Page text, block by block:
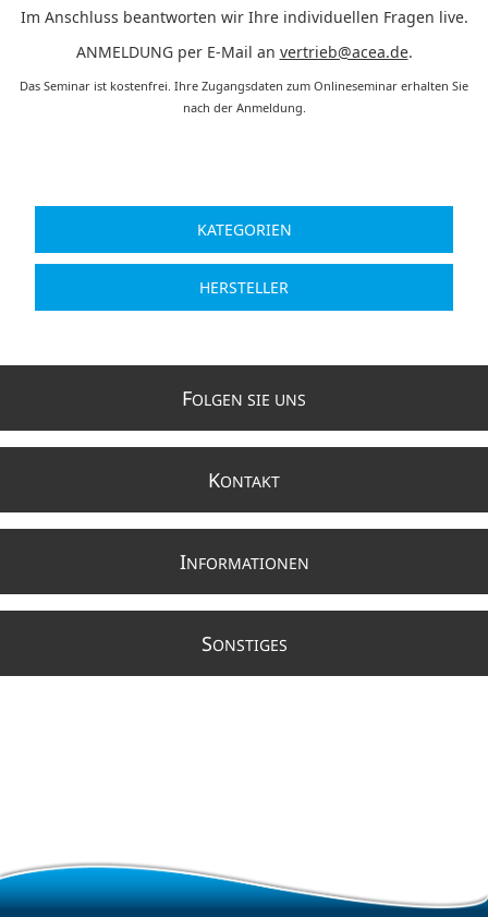
Im Anschluss beantworten wir Ihre individuellen Fragen live.
ANMELDUNGper E-Mail an vertrieb@acea.de.
Das Seminar ist kostenfrei. Ihre Zugangsdaten zum Onlineseminar erhalten Sie
nach der Anmeldung.
KATEGORIEN
HERSTELLER
FOLGEN SIE UNS
KONTAKT
INFORMATIONEN
SONSTIGES